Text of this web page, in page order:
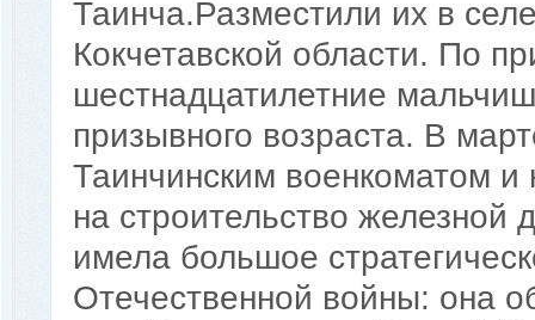
Таинча.Разместили их в
Кокчетавской области. По
шестнадцатилетние
призывного возраста. В
Таинчинским военкоматом и
на строительство железной
имела большое
Отечественной войны: она